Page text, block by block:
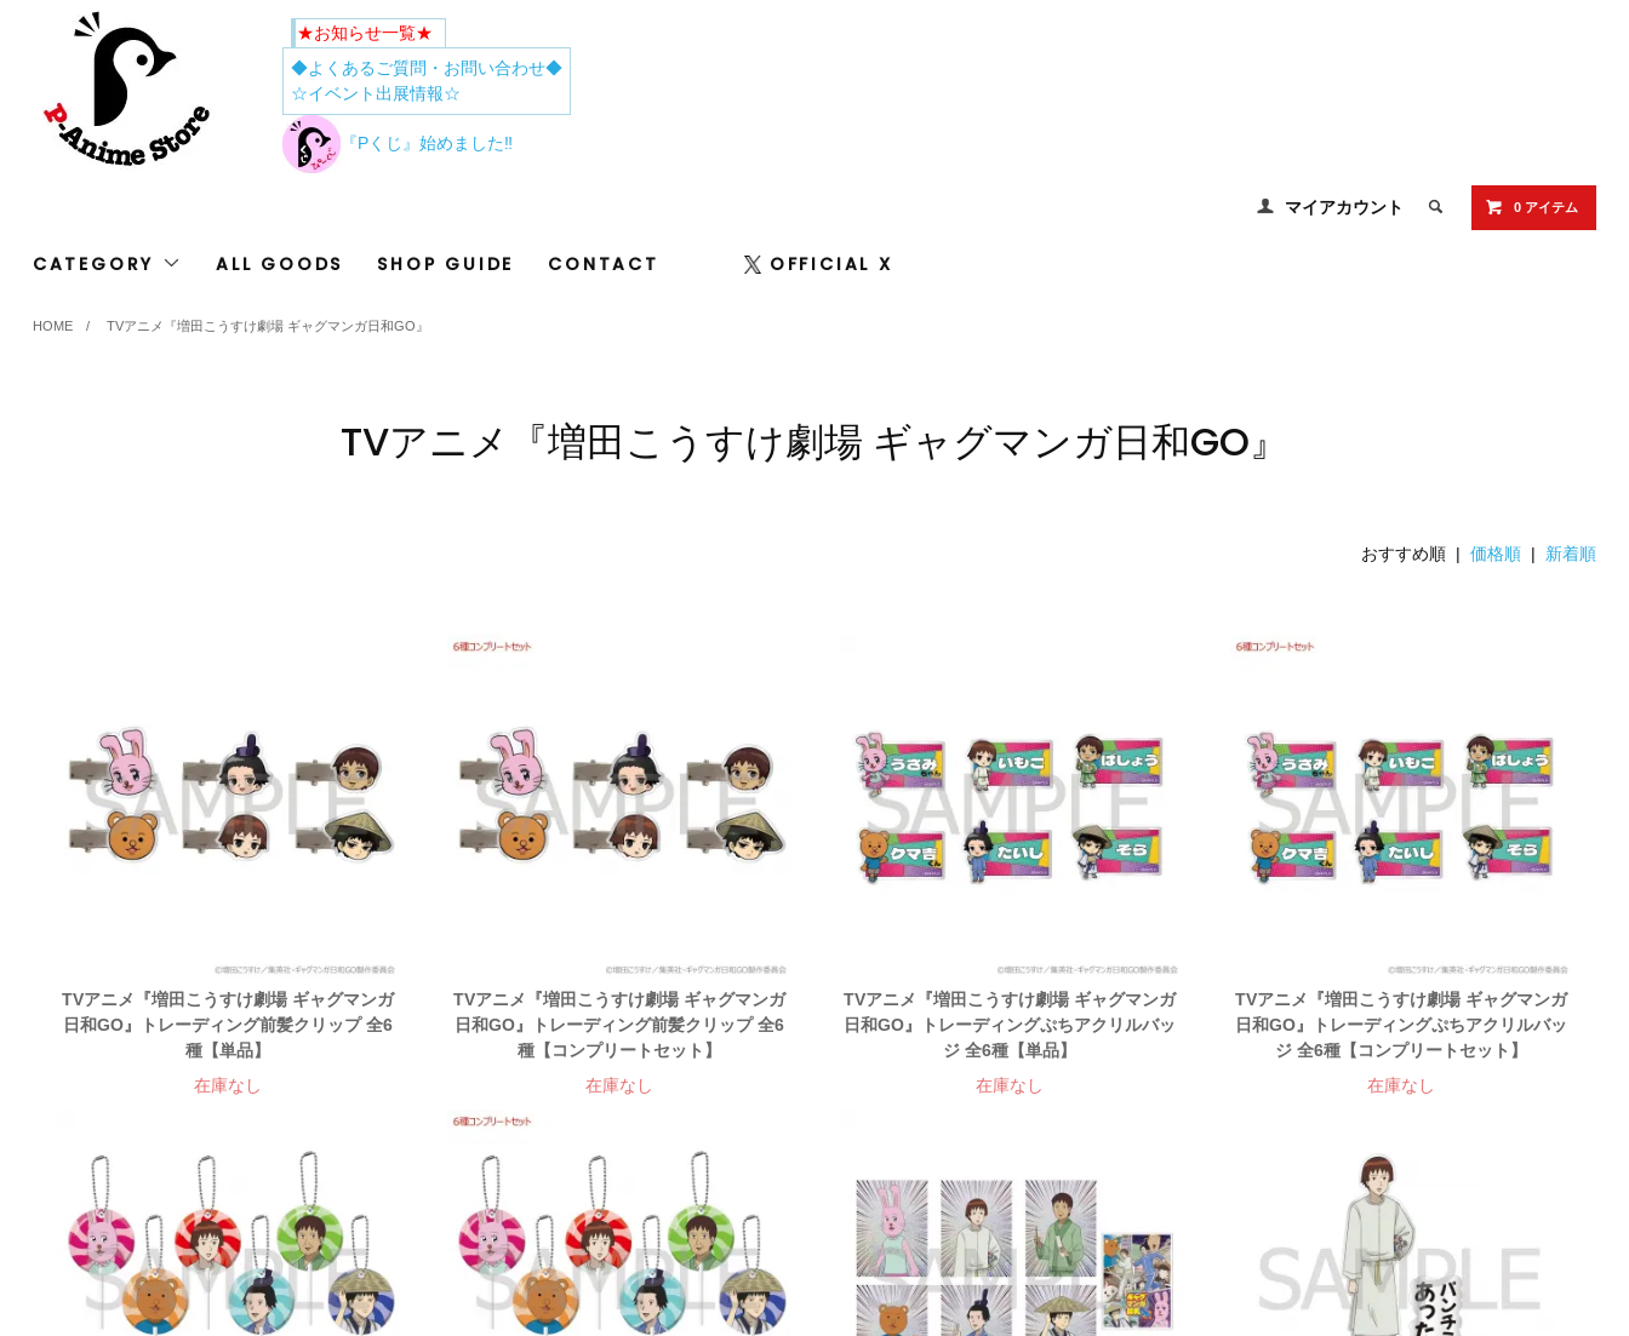
★お知らせ一覧★
◆よくあるご質問・お問い合わせ◆
☆イベント出展情報☆
『Pくじ』始めました‼
マイアカウント 0 アイテム
CATEGORY ALL GOODS SHOP GUIDE CONTACT OFFICIAL X
HOME/ TVアニメ『増田こうすけ劇場 ギャグマンガ日和GO』
TVアニメ『増田こうすけ劇場 ギャグマンガ日和GO』
おすすめ順 |価格順 | 新着順
TVアニメ『増田こうすけ劇場 ギャグマンガ
日和GO』トレーディング前髪クリップ 全6
種【単品】
在庫なし
TVアニメ『増田こうすけ劇場 ギャグマンガ
日和GO』トレーディング前髪クリップ 全6
種【コンプリートセット】
在庫なし
TVアニメ『増田こうすけ劇場 ギャグマンガ
日和GO』トレーディングぷちアクリルバッ
ジ 全6種【単品】
在庫なし
TVアニメ『増田こうすけ劇場 ギャグマンガ
日和GO』トレーディングぷちアクリルバッ
ジ 全6種【コンプリートセット】
在庫なし